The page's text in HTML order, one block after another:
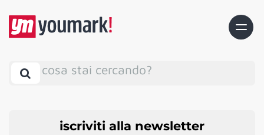
cosa stai cercando?
iscriviti alla newsletter